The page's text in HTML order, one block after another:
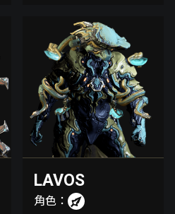
LAVOS
角色：